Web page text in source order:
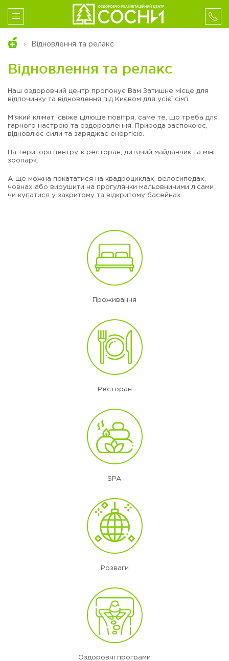
Відновлення та релакс
Відновлення та релакс
Наш оздоровчий центр пропонує Вам Затишне місце для
відпочинку та відновлення під Києвом для усієї сім'ї.
М'який клімат, свіже цілюще повітря, саме те, що треба для
гарного настрою та оздоровлення. Природа заспокоює,
відновлює сили та заряджає енергією.
На території центру є ресторан, дитячий майданчик та міні
зоопарк.
А ще можна покататися на квадроциклах, велосипедах,
човнах або вирушити на прогулянки мальовничими лісами
чи купатися у закритому та відкритому басейнах.
Проживання
Ресторан
SPA
Розваги
Оздоровчі програми